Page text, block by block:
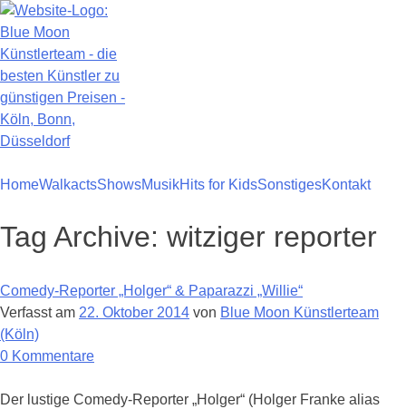
Zum
Inhalt
springen
HomeWalkactsShowsMusikHits for KidsSonstigesKontakt
Tag Archive: witziger reporter
Comedy-Reporter „Holger“ & Paparazzi „Willie“
Verfasst am 22. Oktober 2014 von Blue Moon Künstlerteam
(Köln)
0 Kommentarezu
Reporter
Der lustige Comedy-Reporter „Holger“ (Holger Franke alias